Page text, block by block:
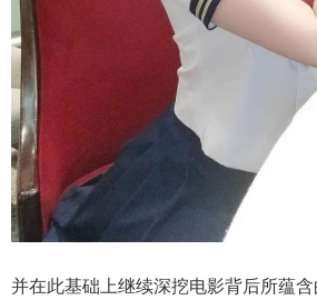
并在此基础上继续深挖电影背后所蕴